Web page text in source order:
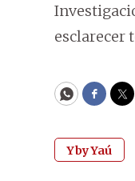
esclarecer
Yby Yaú